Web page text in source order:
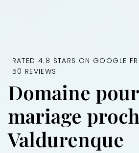
RATED 4.8 STARS ON GOOGLE
50 REVIEWS
Domaine
mariage
Valdurenque